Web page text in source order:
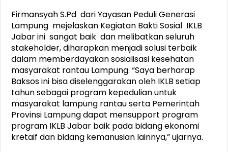
Firmansyah S.Pd dari Yayasan Peduli Generasi
Lampung mejelaskan Kegiatan Bakti Sosial IKLB
Jabar ini sangat baik dan melibatkan seluruh
stakeholder, diharapkan menjadi solusi terbaik
dalam memberdayakan sosialisasi kesehatan
masyarakat rantau Lampung. “Saya berharap
Baksos ini bisa diselenggarakan oleh IKLB setiap
tahun sebagai program kepedulian untuk
masyarakat lampung rantau serta Pemerintah
Provinsi Lampung dapat mensupport program
program IKLB Jabar baik pada bidang ekonomi
kretaif dan bidang kemanusian lainnya,” ujarnya.